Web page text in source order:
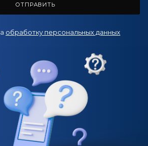
ОТПРАВИТЬ
обработку персональных данных